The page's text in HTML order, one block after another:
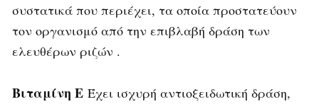
συστατικά που περιέχει, τα οποία προστατεύουν
τον οργανισμό από την επιβλαβή δράση των
ελευθέρων ριζών .
Βιταμίνη Ε Έχει ισχυρή αντιοξειδωτική δράση,